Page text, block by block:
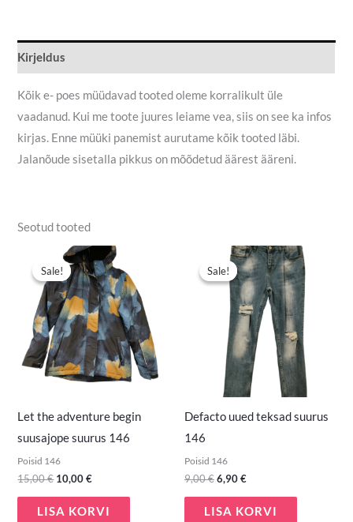
Kirjeldus
Kõik e- poes müüdavad tooted oleme korralikult üle
vaadanud. Kui me toote juures leiame vea, siis on see ka infos
kirjas. Enne müüki panemist aurutame kõik tooted läbi.
Jalanõude sisetalla pikkus on mõõdetud äärest ääreni.
Seotud tooted
Sale!
Sale!
Let the adventure begin
suusajope suurus 146
Poisid 146
15,00€
Algne
hind
oli:
15,00 €.
10,00€
Praegune
hind
on:
10,00 €.
LISA KORVI
Sale!
Sale!
Defacto uued teksad suurus
146
Poisid 146
9,00€
Algne
hind
oli:
9,00 €.
6,90€
Praegune
hind
on:
6,90 €.
LISA KORVI